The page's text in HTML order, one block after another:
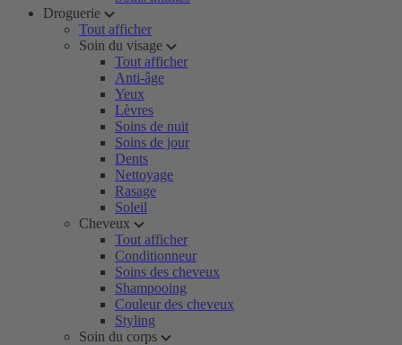
Droguerie
Tout afficher
Soin du visage
Tout afficher
Anti-âge
Yeux
Lèvres
Soins de nuit
Soins de jour
Dents
Nettoyage
Rasage
Soleil
Cheveux
Tout afficher
Conditionneur
Soins des cheveux
Shampooing
Couleur des cheveux
Styling
Soin du corps